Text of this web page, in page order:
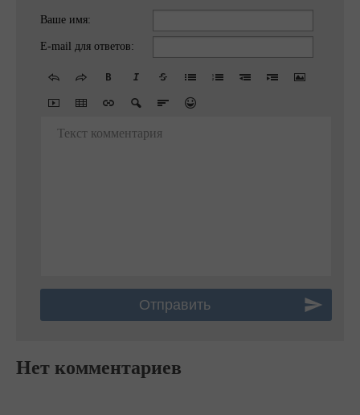
Ваше имя:
E-mail для ответов:
Текст комментария
Нет комментариев